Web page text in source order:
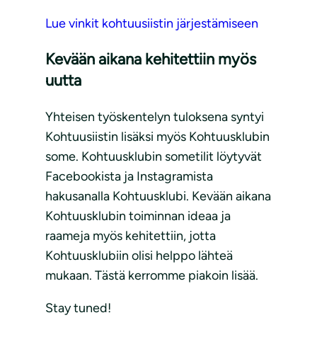
Lue vinkit kohtuusiistin järjestämiseen
Kevään aikana kehitettiin myös
uutta
Yhteisen työskentelyn tuloksena syntyi
Kohtuusiistin lisäksi myös Kohtuusklubin
some. Kohtuusklubin sometilit löytyvät
Facebookista ja Instagramista
hakusanalla Kohtuusklubi. Kevään aikana
Kohtuusklubin toiminnan ideaa ja
raameja myös kehitettiin, jotta
Kohtuusklubiin olisi helppo lähteä
mukaan. Tästä kerromme piakoin lisää.
Stay tuned!